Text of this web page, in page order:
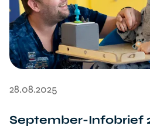
28.08.2025
September-Infobrief